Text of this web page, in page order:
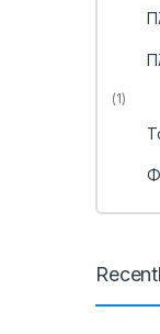
(1)